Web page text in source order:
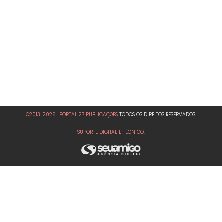
©2013-2026 | PORTAL 27 PUBLICAÇÕES TODOS OS DIREITOS RESERVADOS.
SUPORTE DIGITAL E TÉCNICO: